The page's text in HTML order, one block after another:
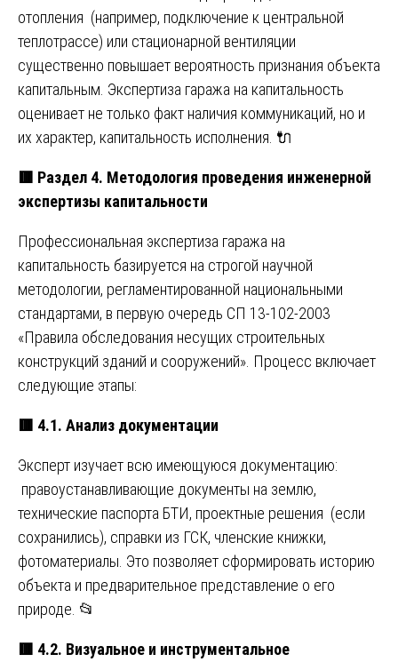
отопления (например, подключение к центральной
теплотрассе) или стационарной вентиляции
существенно повышает вероятность признания объекта
капитальным. Экспертиза гаража на капитальность
оценивает не только факт наличия коммуникаций, но и
их характер, капитальность исполнения. 🔌
🟥 Раздел 4. Методология проведения инженерной
экспертизы капитальности
Профессиональная экспертиза гаража на
капитальность базируется на строгой научной
методологии, регламентированной национальными
стандартами, в первую очередь СП 13-102-2003
«Правила обследования несущих строительных
конструкций зданий и сооружений». Процесс включает
следующие этапы:
🟥 4.1. Анализ документации
Эксперт изучает всю имеющуюся документацию:
правоустанавливающие документы на землю,
технические паспорта БТИ, проектные решения (если
сохранились), справки из ГСК, членские книжки,
фотоматериалы. Это позволяет сформировать историю
объекта и предварительное представление о его
природе. 📂
🟥 4.2. Визуальное и инструментальное